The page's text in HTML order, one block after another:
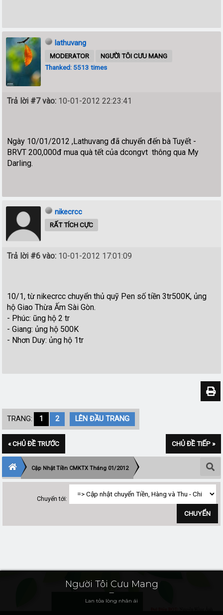
lathuvang
MODERATOR
NGƯỜI TÔI CƯU MANG
Thanked: 5513 times
Trả lời #7 vào: 10-01-2012 22:23:41
Ngày 10/01/2012 ,Lathuvang đã chuyển đến bà Tuyết -
BRVT 200,000đ mua quà tết của dcongvt thông qua My
Darling.
nikecrcc
RẤT TÍCH CỰC
Trả lời #6 vào: 10-01-2012 17:01:09
10/1, từ nikecrcc chuyển thủ quỹ Pen số tiền 3tr500K, ủng
hộ Giao Thừa Ấm Sài Gòn.
- Phúc: ũng hộ 2 tr
- Giang: ủng hộ 500K
- Nhơn Duy: ủng hộ 1tr
TRANG: 1 2 LÊN ĐẦU TRANG
« CHỦ ĐỀ TRƯỚC CHỦ ĐỀ TIẾP »
Cập Nhật Tiền CMKTX Tháng 01/2012
Chuyển tới:
Người Tôi Cưu Mang
Lan tỏa lòng nhân ái